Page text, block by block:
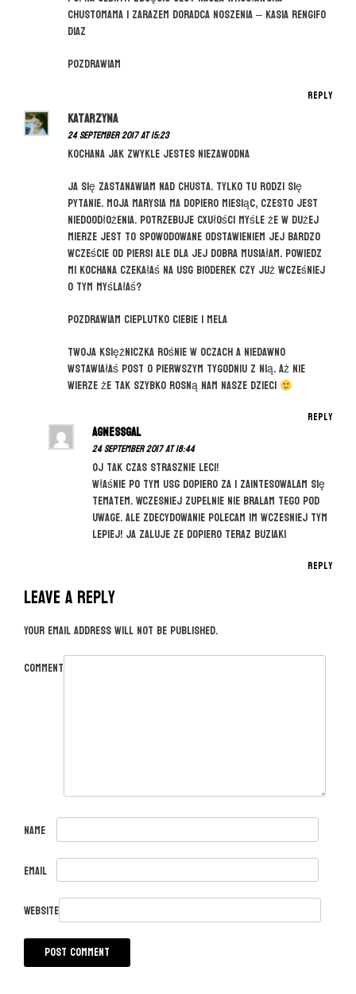
chustomama i zarazem doradca noszenia – Kasia Rengifo
Diaz
Pozdrawiam
Reply
Katarzyna
24 September 2017 at 15:23
Kochana jak zwykle jestes niezawodna
Ja się zastanawiam nad chusta. Tylko tu rodzi się
pytanie. Moja Marysia ma dopiero miesiąc, czesto jest
niedoodłożenia. Potrzebuje cxułości myśle że w dużej
mierze jest to spowodowane odstawieniem jej bardzo
wczeście od piersi ale dla jej dobra musiałam. Powiedz
mi kochana czekałaś na usg bioderek czy już wcześniej
o tym myślałaś?
Pozdrawiam cieplutko Ciebie i Mela
Twoja księżniczka rośnie w oczach a niedawno
wstawiałaś post o pierwszym tygodniu z nią. Aż nie
wierze że tak szybko rosną nam nasze dzieci
Reply
agnessgal
24 September 2017 at 18:44
Oj tak czas strasznie leci!
Właśnie po tym usg dopiero za i zaintesowalam się
tematem. Wczesniej zupelnie nie bralam tego pod
uwage. Ale zdecydowanie polecam im wczesniej tym
lepiej! Ja zaluje ze dopiero teraz buziaki
Reply
Leave a Reply
Your email address will not be published.
Comment
Name
Email
Website